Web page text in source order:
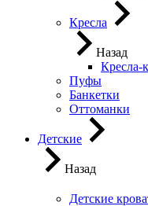
Кресла
Назад
Кресла-
Пуфы
Банкетки
Оттоманки
Детские
Назад
Детские